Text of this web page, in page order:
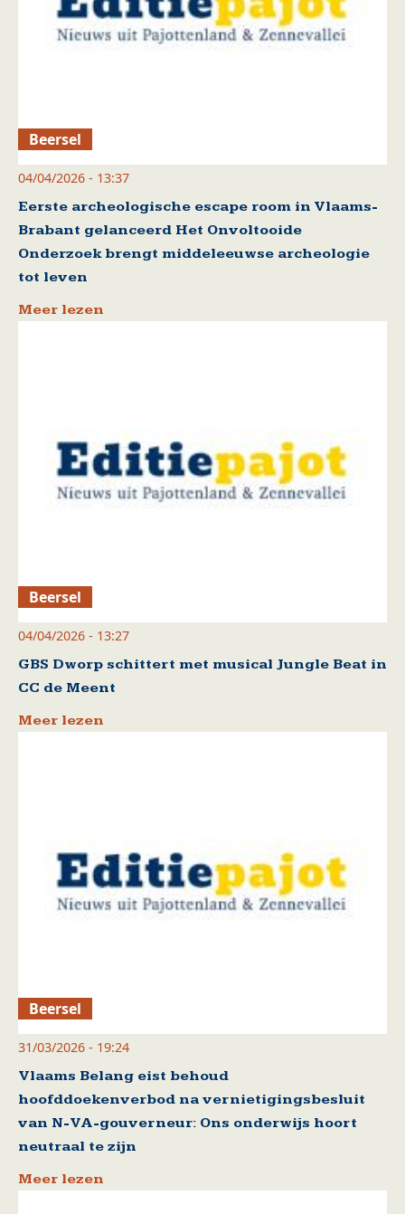
Beersel
04/04/2026 - 13:37
Eerste archeologische escape room in Vlaams-
Brabant gelanceerd Het Onvoltooide
Onderzoek brengt middeleeuwse archeologie
tot leven
Meer lezen
Beersel
04/04/2026 - 13:27
GBS Dworp schittert met musical Jungle Beat in
CC de Meent
Meer lezen
Beersel
31/03/2026 - 19:24
Vlaams Belang eist behoud
hoofddoekenverbod na vernietigingsbesluit
van N-VA-gouverneur: Ons onderwijs hoort
neutraal te zijn
Meer lezen